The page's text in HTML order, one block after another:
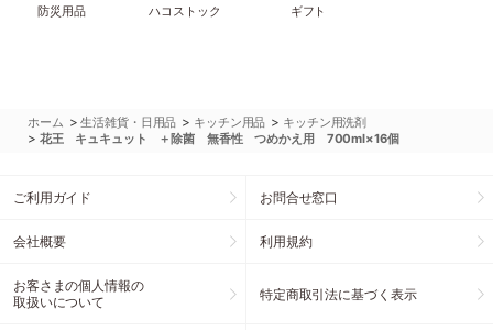
防災用品 ハコストック ギフト
ホーム >生活雑貨・日用品 > キッチン用品 > キッチン用洗剤
> 花王 キュキュット ＋除菌 無香性 つめかえ用 700ml×16個
ご利用ガイド お問合せ窓口
会社概要 利用規約
お客さまの個人情報の
取扱いについて
特定商取引法に基づく表示